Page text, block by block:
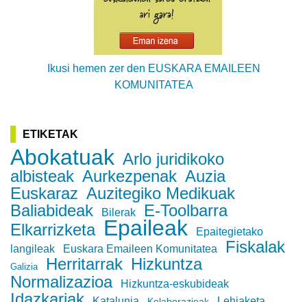
Ikusi hemen zer den EUSKARA EMAILEEN
KOMUNITATEA
ETIKETAK
Abokatuak Arlo juridikoko
albisteak Aurkezpenak Auzia
Euskaraz Auzitegiko Medikuak
Baliabideak
Bilerak
E-Toolbarra
Elkarrizketa Epaileak
Epaitegietako
langileak
Euskara Emaileen Komunitatea Fiskalak
Galizia Herritarrak Hizkuntza
Normalizazioa
Hizkuntza-eskubideak